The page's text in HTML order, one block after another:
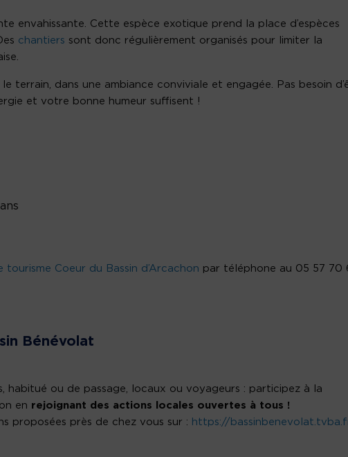
envahissante. Cette espèce exotique prend la place d’espèces
chantiers sont donc régulièrement organisés pour limiter la
terrain, dans une ambiance conviviale et engagée. Pas besoin
et votre bonne humeur suffisent !
tourisme Coeur du Bassin d’Arcachon par téléphone au 05 57 70
Bénévolat
habitué ou de passage, locaux ou voyageurs : participez à la
en rejoignant des actions locales ouvertes à tous !
proposées près de chez vous sur : https://